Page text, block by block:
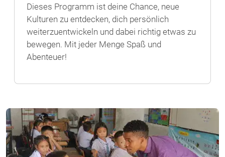
Dieses Programm ist deine Chance, neue
Kulturen zu entdecken, dich persönlich
weiterzuentwickeln und dabei richtig etwas zu
bewegen. Mit jeder Menge Spaß und
Abenteuer!